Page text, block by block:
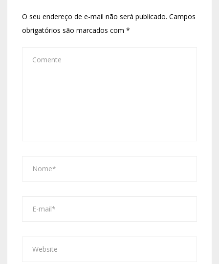
O seu endereço de e-mail não será publicado. Campos
obrigatórios são marcados com *